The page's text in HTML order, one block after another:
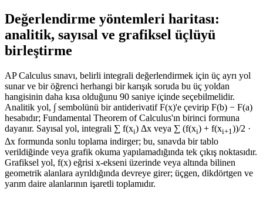
Değerlendirme yöntemleri haritası:
analitik, sayısal ve grafiksel üçlüyü
birleştirme
AP Calculus sınavı, belirli integrali değerlendirmek için üç ayrı yol
sunar ve bir öğrenci herhangi bir karışık soruda bu üç yoldan
hangisinin daha kısa olduğunu 90 saniye içinde seçebilmelidir.
Analitik yol, ∫ sembolünü bir antiderivatif F(x)'e çevirip F(b) − F(a)
hesabıdır; Fundamental Theorem of Calculus'ın birinci formuna
dayanır. Sayısal yol, integrali ∑ f(xi) Δx veya ∑ (f(xi) + f(xi+1))/2 ·
Δx formunda sonlu toplama indirger; bu, sınavda bir tablo
verildiğinde veya grafik okuma yapılamadığında tek çıkış noktasıdır.
Grafiksel yol, f(x) eğrisi x-ekseni üzerinde veya altında bilinen
geometrik alanlara ayrıldığında devreye girer; üçgen, dikdörtgen ve
yarım daire alanlarının işaretli toplamıdır.